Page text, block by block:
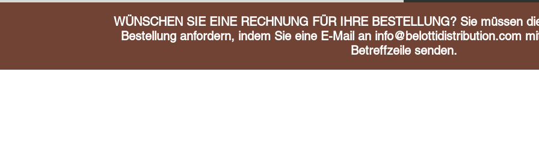
WÜNSCHEN SIE EINE RECHNUNG FÜR IHRE BESTELLUNG? Sie müssen
Bestellung anfordern, indem Sie eine E-Mail an info@belottidistribution.com
Betreffzeile senden.